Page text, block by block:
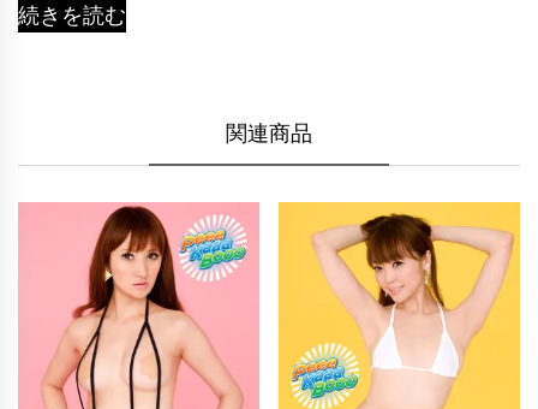
続きを読む
関連商品